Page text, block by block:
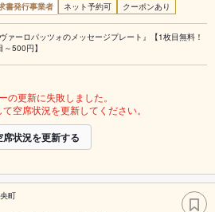
書発行事業者 ネット予約可 クーポンあり
ヴァーロパッツォのメッセージプレート』【1枚目無料！
～500円】
の更新に失敗しました。
空席状況を更新してください。
席状況を更新する
町